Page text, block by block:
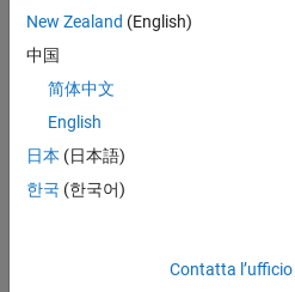
L
11/21
05/22
11/22
05/23
11/23
05/24
11/24
05/25
11/25
05/26
06/22
01/23
08/23
03/24
10/24
12/25
07/26
07/22
03/23
07/24
03/25
RANK
New Zealand (English)
中国
简体中文
English
日本 (日本語)
한국 (한국어)
Contatta